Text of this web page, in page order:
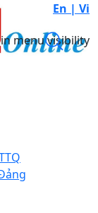
En | Vi
menu visibility